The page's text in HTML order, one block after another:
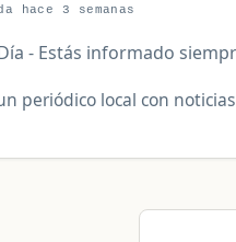
hace 3 semanas
- Estás informado
periódico local con